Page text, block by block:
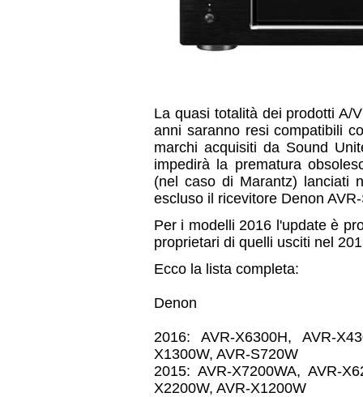
La quasi totalità dei prodotti A/
anni saranno resi compatibili
marchi acquisiti da Sound
impedirà la prematura
(nel caso di Marantz) lanciati
escluso il ricevitore Denon
Per i modelli 2016 l'update è
proprietari di quelli usciti nel
Ecco la lista completa:
Denon
2016: AVR-X6300H, AVR-
X1300W, AVR-S720W
2015: AVR-X7200WA, AVR-
X2200W, AVR-X1200W